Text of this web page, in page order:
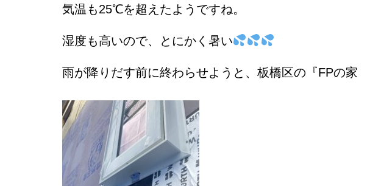
気温も25℃を超えたようですね。
湿度も高いので、とにかく暑い
雨が降りだす前に終わらせようと、板橋区の『FPの家